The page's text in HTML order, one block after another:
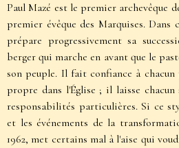
Paul Mazé est le premier archevêque
premier évêque des Marquises.
prépare progressivement sa
berger qui marche en avant que le
son peuple. Il fait confiance à
propre dans l'Église ; il laisse chacun
responsabilités particulières. Si ce
et les événements de la
1962, met certains mal à l'aise qui